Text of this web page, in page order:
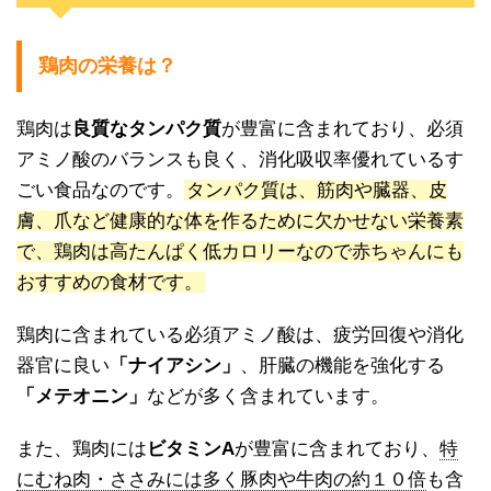
鶏肉の栄養は？
鶏肉は 良質なタンパク質が豊富に含まれており、必須
アミノ酸のバランスも良く、消化吸収率優れているす
ごい食品なのです。
タンパク質は、筋肉や臓器、皮
膚、爪など健康的な体を作るために欠かせない栄養素
で、鶏肉は高たんぱく低カロリーなので赤ちゃんにも
おすすめの食材です。
鶏肉に含まれている必須アミノ酸は、疲労回復や消化
器官に良い 「ナイアシン」 、肝臓の機能を強化する
「メテオニン」 などが多く含まれています。
また、鶏肉には ビタミンAが豊富に含まれており、 特
にむね肉・ささみには多く豚肉や牛肉の約１０倍も含